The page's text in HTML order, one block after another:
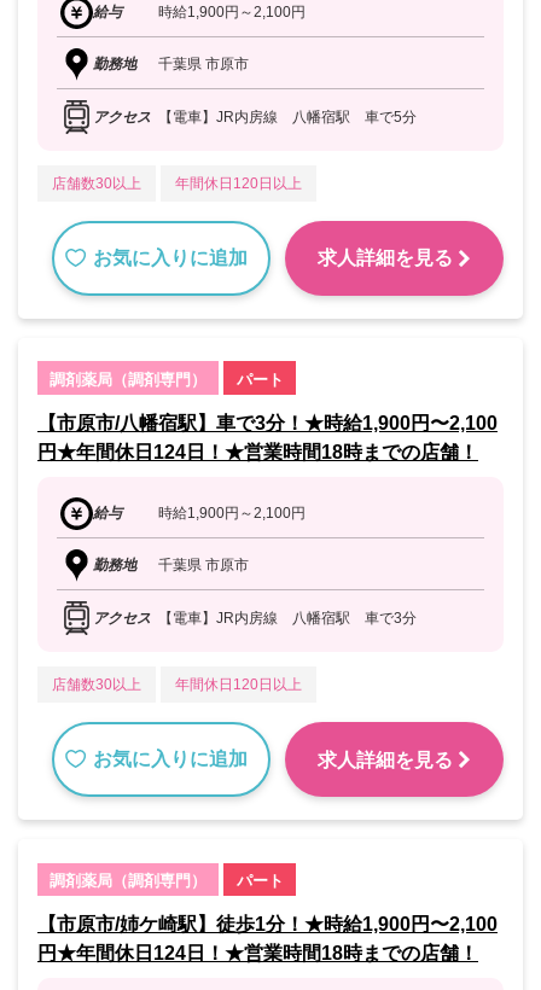
給与 時給1,900円～2,100円
勤務地 千葉県 市原市
アクセス 【電車】JR内房線 八幡宿駅 車で5分
店舗数30以上 年間休日120日以上
お気に入りに追加 求人詳細を見る
調剤薬局（調剤専門） パート
【市原市/八幡宿駅】車で3分！★時給1,900円〜2,100
円★年間休日124日！★営業時間18時までの店舗！
給与 時給1,900円～2,100円
勤務地 千葉県 市原市
アクセス 【電車】JR内房線 八幡宿駅 車で3分
店舗数30以上 年間休日120日以上
お気に入りに追加 求人詳細を見る
調剤薬局（調剤専門） パート
【市原市/姉ケ崎駅】徒歩1分！★時給1,900円〜2,100
円★年間休日124日！★営業時間18時までの店舗！